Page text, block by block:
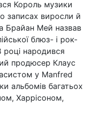
Король музики
записах виросли й
а Брайан Мей назвав
блюз- і рок-
народився
продюсер Клаус
у Manfred
альбомів багатьох
Харрісоном,